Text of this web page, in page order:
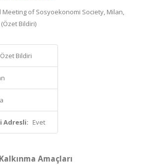
of Sosyoekonomi Society, Milan,
Bildiri)
Bildiri
Adresli: Evet
Amaçları